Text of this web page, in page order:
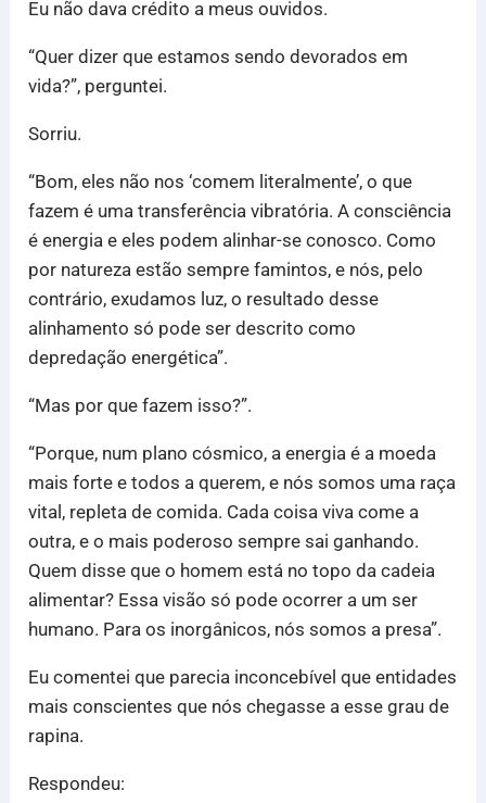
Eu não dava crédito a meus ouvidos.
“Quer dizer que estamos sendo devorados em
vida?”, perguntei.
Sorriu.
“Bom, eles não nos ‘comem literalmente’, o que
fazem é uma transferência vibratória. A consciência
é energia e eles podem alinhar-se conosco. Como
por natureza estão sempre famintos, e nós, pelo
contrário, exudamos luz, o resultado desse
alinhamento só pode ser descrito como
depredação energética”.
“Mas por que fazem isso?”.
“Porque, num plano cósmico, a energia é a moeda
mais forte e todos a querem, e nós somos uma raça
vital, repleta de comida. Cada coisa viva come a
outra, e o mais poderoso sempre sai ganhando.
Quem disse que o homem está no topo da cadeia
alimentar? Essa visão só pode ocorrer a um ser
humano. Para os inorgânicos, nós somos a presa”.
Eu comentei que parecia inconcebível que entidades
mais conscientes que nós chegasse a esse grau de
rapina.
Respondeu: